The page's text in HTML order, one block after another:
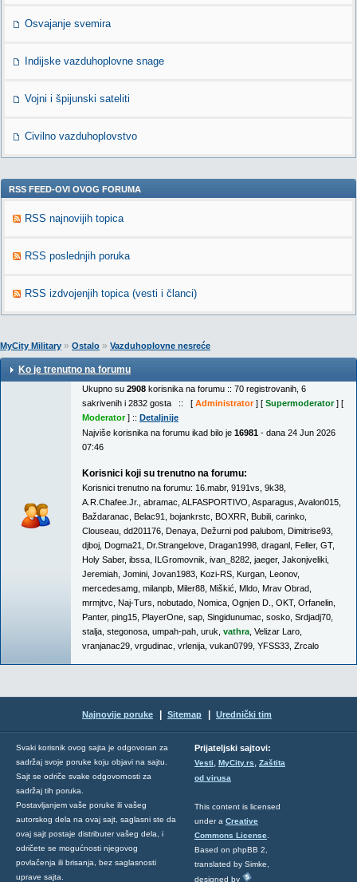
Osvajanje svemira
Indijske vazduhoplovne snage
Vojni i špijunski sateliti
Civilno vazduhoplovstvo
RSS FEED-OVI OVOG FORUMA
RSS najnovijih topica
RSS poslednjih poruka
RSS izdvojenjih topica (vesti i članci)
MyCity Military » Ostalo » Vazduhoplovne nesreće
Ko je trenutno na forumu
Ukupno su 2908 korisnika na forumu :: 70 registrovanih, 6
sakrivenih i 2832 gosta :: [ Administrator] [ Supermoderator] [
Moderator] :: Detaljnije
Najviše korisnika na forumu ikad bilo je 16981 - dana 24 Jun 2026
07:46
Korisnici koji su trenutno na forumu:
Korisnici trenutno na forumu: 16.mabr, 9191vs 9k38
A.R.Chafee.Jr.
abramac ALFASPORTIVO Asparagus Avalon015
Baždaranac Belac91 bojankrstc BOXRR Bubili carinko
Clouseau dd201176 Denaya Dežurni pod palubom Dimitrise93
djboj Dogma21 Dr.Strangelove Dragan1998 draganl Feller, GT,
Holy Saber, ibssa ILGromovnik ivan_8282 jaeger, Jakonjveliki
Jeremiah Jomini Jovan1983 Kozi-RS Kurgan Leonov,
mercedesamg milanpb Miler88 Miškić Mldo Mrav Obrad
mrmjtvc Naj-Turs nobutado Nomica Ognjen D. OKT, Orfanelin
Panter, ping15 PlayerOne sap Singidunumac sosko Srdjadj70
stalja stegonosa umpah-pah uruk vathra Velizar Laro
vranjanac29 vrgudinac vrlenija vukan0799 YFSS33 Zrcalo
Najnovije poruke Sitemap Urednički tim
Svaki korisnik ovog sajta je odgovoran za
sadržaj svoje poruke koju objavi na sajtu.
Sajt se odriče svake odgovornosti za
sadržaj tih poruka.
Postavljanjem vaše poruke ili vašeg
autorskog dela na ovaj sajt, saglasni ste da
ovaj sajt postaje distributer vašeg dela, i
odričete se mogućnosti njegovog
povlačenja ili brisanja, bez saglasnosti
uprave sajta.
Prijateljski sajtovi:
Vesti, MyCity.rs, Zaštita
od virusa
This content is licensed
under a Creative
Commons License
Based on phpBB 2,
translated by Simke,
designed by